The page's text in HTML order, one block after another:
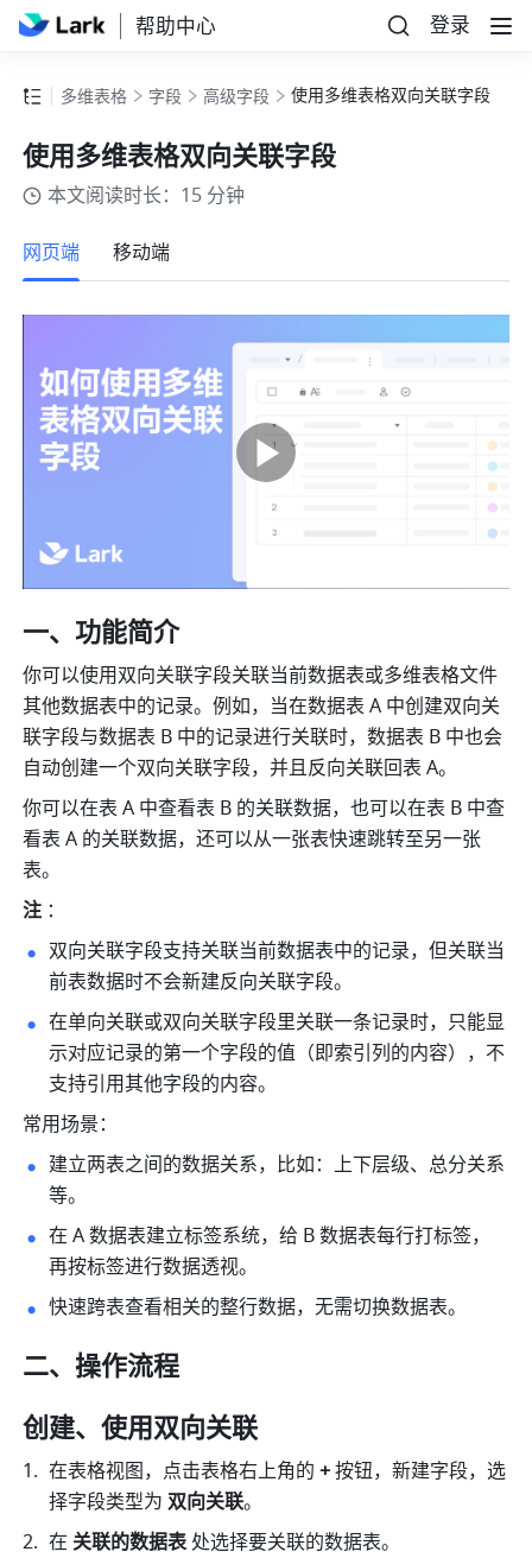
帮助中心 登录
多维表格 字段 高级字段 使用多维表格双向关联字段
使用多维表格双向关联字段
本文阅读时长：15 分钟
网页端
移动端
一、功能简介
你可以使用双向关联字段关联当前数据表或多维表格文件
其他数据表中的记录。例如，当在数据表 A 中创建双向关
联字段与数据表 B 中的记录进行关联时，数据表 B 中也会
自动创建一个双向关联字段，并且反向关联回表 A。
你可以在表 A 中查看表 B 的关联数据，也可以在表 B 中查
看表 A 的关联数据，还可以从一张表快速跳转至另一张
表。
注 ：
双向关联字段支持关联当前数据表中的记录，但关联当
前表数据时不会新建反向关联字段。
在单向关联或双向关联字段里关联一条记录时，只能显
示对应记录的第一个字段的值（即索引列的内容），不
支持引用其他字段的内容。
常用场景：
建立两表之间的数据关系，比如：上下层级、总分关系
等。
在 A 数据表建立标签系统，给 B 数据表每行打标签，
再按标签进行数据透视。
快速跨表查看相关的整行数据，无需切换数据表。
二、操作流程
创建、使用双向关联
在表格视图，点击表格右上角的 + 按钮，新建字段，选
择字段类型为 双向关联。
在 关联的数据表 处选择要关联的数据表。